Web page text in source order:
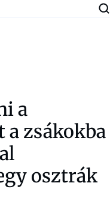
a
zsákokba
osztrák